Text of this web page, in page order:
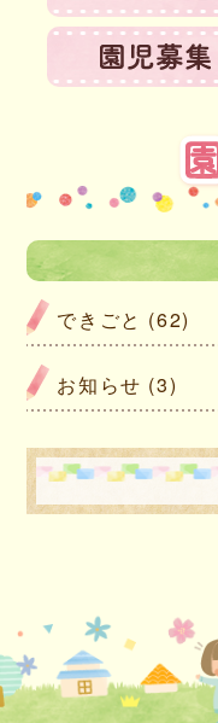
できごと (62)
お知らせ (3)